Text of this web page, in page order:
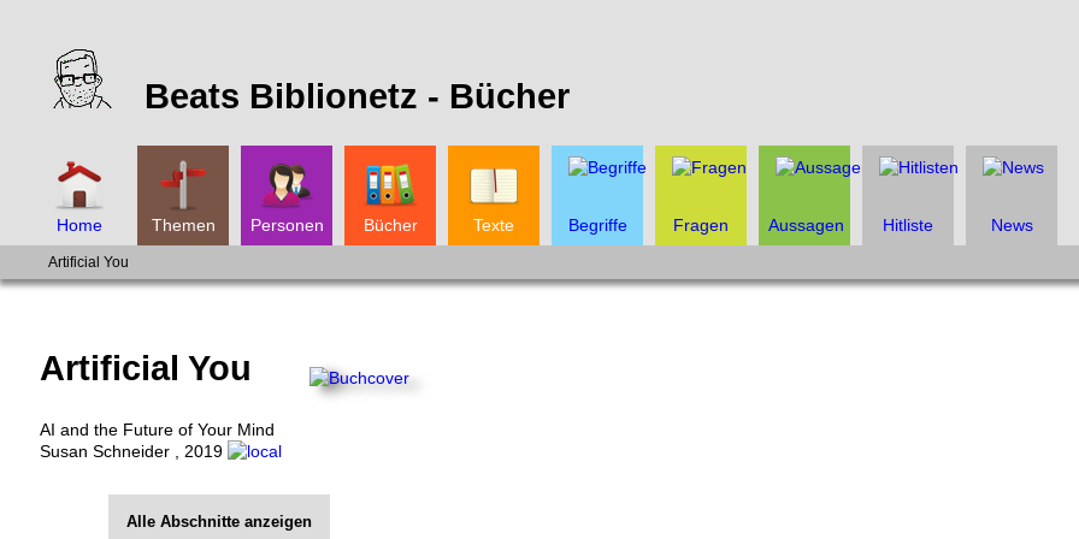
Beats Biblionetz - Bücher
Home Themen Personen Bücher Texte Begriffe Fragen Aussagen Hitliste News
Artificial You
Artificial You
AI and the Future of Your Mind
Susan Schneider
2019
Alle Abschnitte anzeigen